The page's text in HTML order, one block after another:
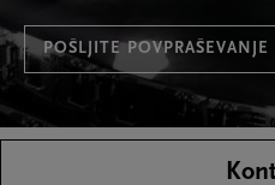
POŠLJITE POVPRAŠEVANJE